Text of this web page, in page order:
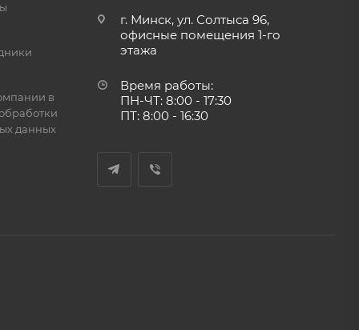
в
данных
г. Минск, ул. Солтыса 96,
офисные помещения 1-го
этажа
Время работы:
ПН-ЧТ: 8:00 - 17:30
ПТ: 8:00 - 16:30